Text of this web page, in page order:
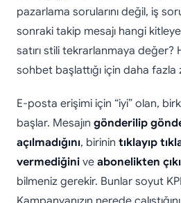
pazarlama sorularını değil, iş
sonraki takip mesajı hangi
satırı stili tekrarlanmaya değer?
sohbet başlattığı için daha fazla
E-posta erişimi için “iyi” olan,
başlar. Mesajın gönderilip
açılmadığını, birinin tıklayıp
vermediğini ve abonelikten
bilmeniz gerekir. Bunlar soyut